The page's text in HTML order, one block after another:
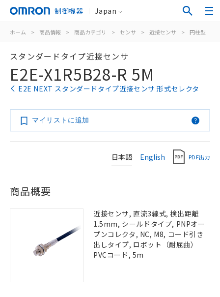
制御機器 Japan
ホーム > 商品情報 > 商品カテゴリ > センサ > 近接センサ > 円柱型
スタンダードタイプ近接センサ
E2E-X1R5B28-R 5M
E2E NEXT スタンダードタイプ近接センサ 形式セレクタ
マイリストに追加
日本語 English PDF出力
商品概要
近接センサ, 直流3線式, 検出距離
1.5mm, シールドタイプ, PNPオー
プンコレクタ, NC, M8, コード引き
出しタイプ, ロボット（耐屈曲）
PVCコード, 5m